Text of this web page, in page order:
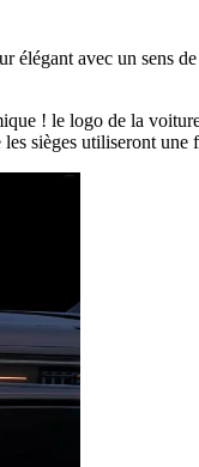
élégant avec un sens
! le logo de la
sièges utiliseront une